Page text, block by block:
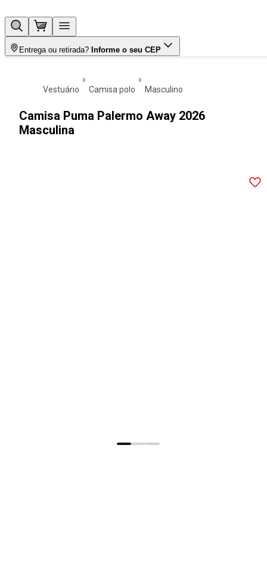
Entrega ou retirada? Informe o seu CEP
vestuário camisa polo masculino
Camisa Puma Palermo Away 2026
Masculina